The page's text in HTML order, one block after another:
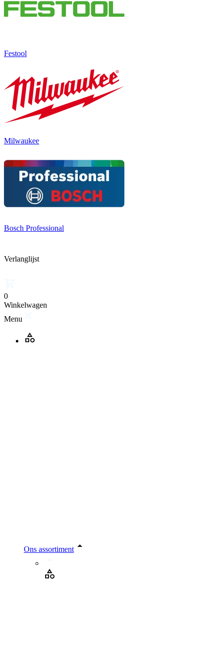
Festool
Milwaukee
Bosch Professional
Verlanglijst
0
Winkelwagen
Menu
Ons assortiment